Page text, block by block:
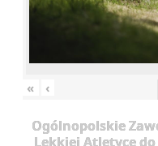
« ‹
Ogólnopolskie
Lekkiej Atletyce do